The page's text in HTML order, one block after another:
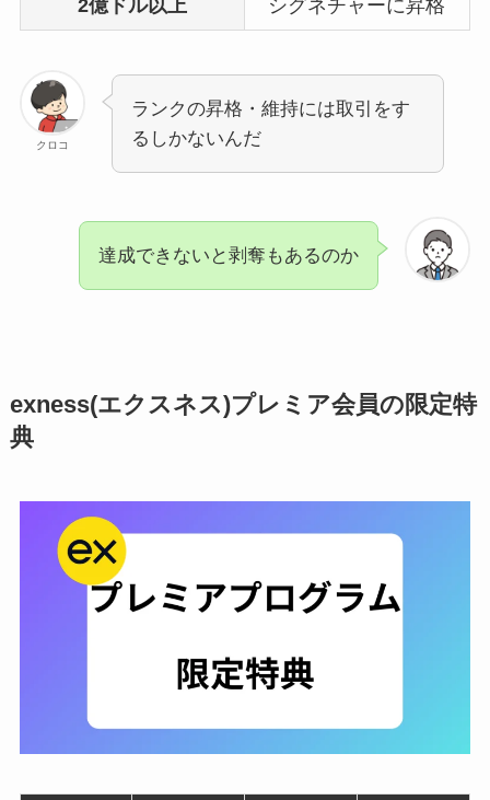
2億ドル以上 シグネチャーに昇格
クロコ
ランクの昇格・維持には取引をす
るしかないんだ
達成できないと剥奪もあるのか
exness(エクスネス)プレミア会員の限定特
典